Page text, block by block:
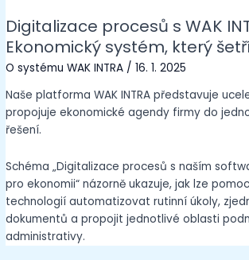
Digitalizace procesů s WAK
Ekonomický systém, který
O systému WAK INTRA /16. 1. 2025
Naše platforma WAK INTRA představuje
propojuje ekonomické agendy firmy do
řešení.
Schéma „Digitalizace procesů s naším
pro ekonomii“ názorně ukazuje, jak lze
technologií automatizovat rutinní úkoly,
dokumentů a propojit jednotlivé oblasti
administrativy.